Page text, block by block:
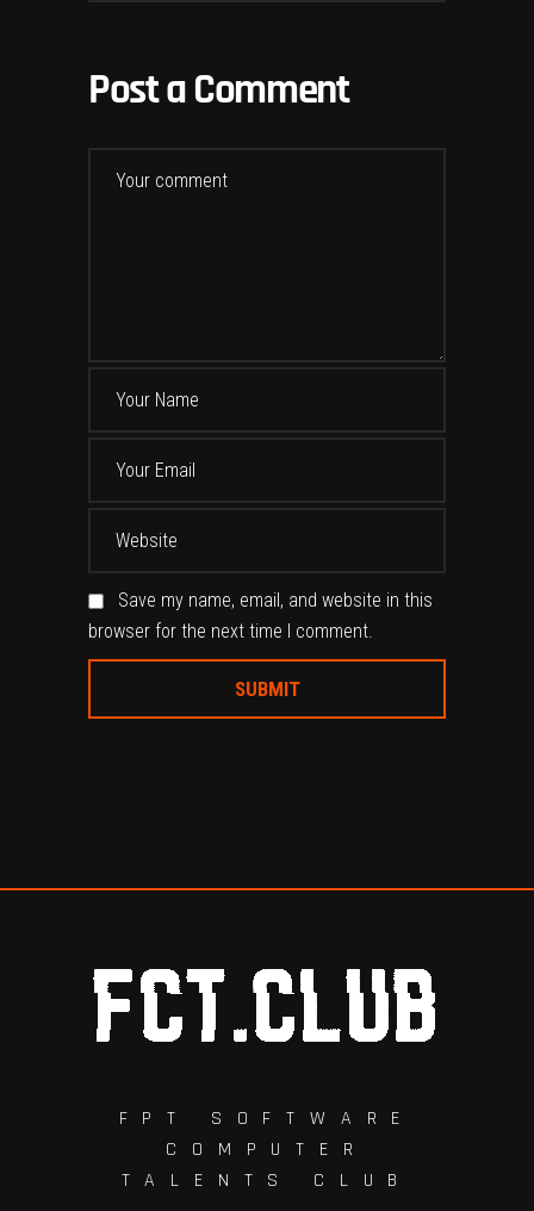
Post a Comment
Save my name, email, and website in this
browser for the next time I comment.
FPT SOFTWARE
COMPUTER
TALENTS CLUB